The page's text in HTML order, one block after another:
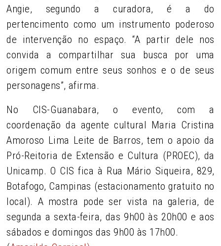
Angie, segundo a curadora, é a do
pertencimento como um instrumento poderoso
de intervenção no espaço. “A partir dele nos
convida a compartilhar sua busca por uma
origem comum entre seus sonhos e o de seus
personagens”, afirma.
No CIS-Guanabara, o evento, com a
coordenação da agente cultural Maria Cristina
Amoroso Lima Leite de Barros, tem o apoio da
Pró-Reitoria de Extensão e Cultura (PROEC), da
Unicamp. O CIS fica à Rua Mário Siqueira, 829,
Botafogo, Campinas (estacionamento gratuito no
local). A mostra pode ser vista na galeria, de
segunda a sexta-feira, das 9h00 às 20h00 e aos
sábados e domingos das 9h00 às 17h00.